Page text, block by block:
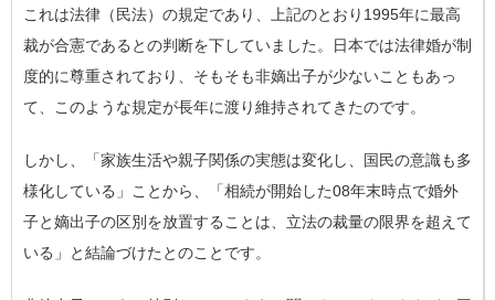
これは法律（民法）の規定であり、上記のとおり1995年に最高
裁が合憲であるとの判断を下していました。日本では法律婚が制
度的に尊重されており、そもそも非嫡出子が少ないこともあっ
て、このような規定が長年に渡り維持されてきたのです。
しかし、「家族生活や親子関係の実態は変化し、国民の意識も多
様化している」ことから、「相続が開始した08年末時点で婚外
子と嫡出子の区別を放置することは、立法の裁量の限界を超えて
いる」と結論づけたとのことです。